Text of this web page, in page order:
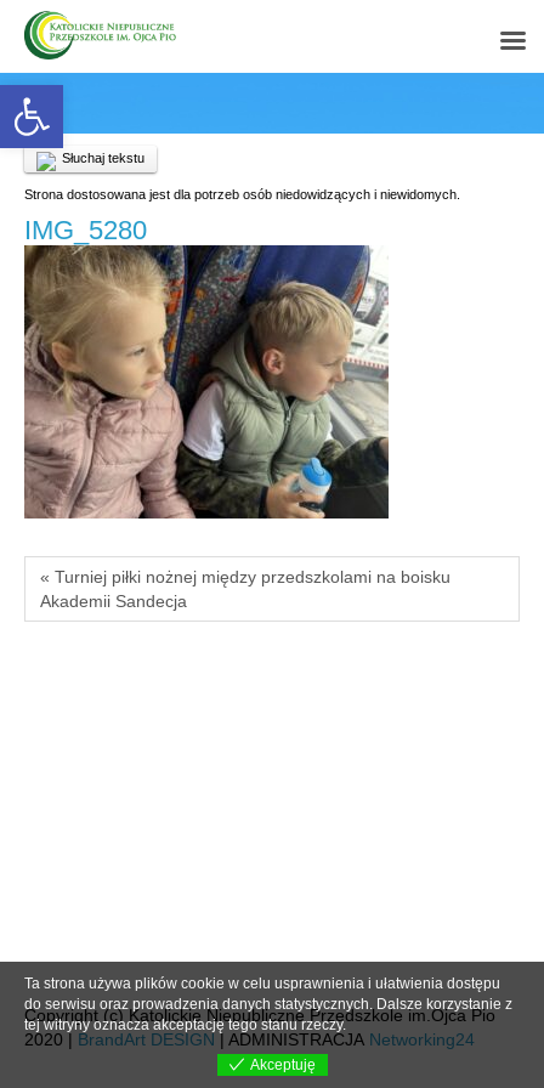
Open toolbar
Słuchaj tekstu
Strona dostosowana jest dla potrzeb osób niedowidzących i niewidomych.
IMG_5280
« Turniej piłki nożnej między przedszkolami na boisku
Akademii Sandecja
Copyright (c) Katolickie Niepubliczne Przedszkole im.Ojca Pio
2020 | BrandArt DESIGN | ADMINISTRACJA Networking24
Ta strona używa plików cookie w celu usprawnienia i ułatwienia dostępu
do serwisu oraz prowadzenia danych statystycznych. Dalsze korzystanie z
tej witryny oznacza akceptację tego stanu rzeczy.
Akceptuję